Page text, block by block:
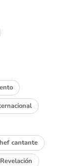
cantante